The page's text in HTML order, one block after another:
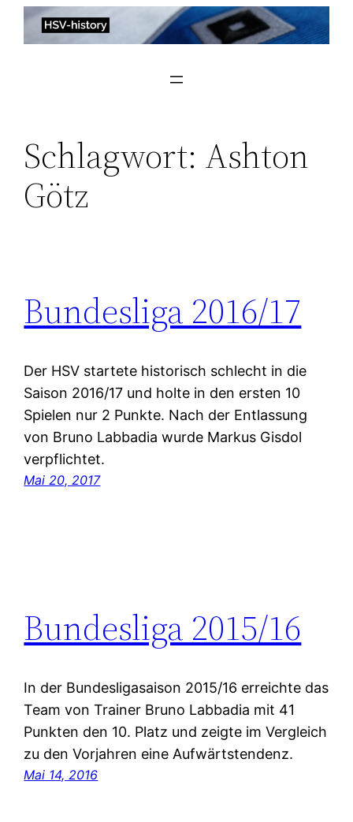
Zum
Inhalt
Schlagwort: Ashton
Götz
Bundesliga 2016/17
Der HSV startete historisch schlecht in die
Saison 2016/17 und holte in den ersten 10
Spielen nur 2 Punkte. Nach der Entlassung
von Bruno Labbadia wurde Markus Gisdol
verpflichtet.
Mai 20, 2017
Bundesliga 2015/16
In der Bundesligasaison 2015/16 erreichte das
Team von Trainer Bruno Labbadia mit 41
Punkten den 10. Platz und zeigte im Vergleich
zu den Vorjahren eine Aufwärtstendenz.
Mai 14, 2016